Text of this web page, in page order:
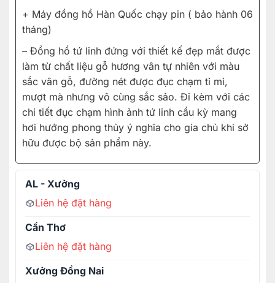
+ Máy đồng hồ Hàn Quốc chạy pin ( bảo hành 06
tháng)
– Đồng hồ tứ linh đứng với thiết kế đẹp mắt được
làm từ chất liệu gỗ hương vân tự nhiên với màu
sắc vân gỗ, đường nét được đục chạm tỉ mỉ,
mượt mà nhưng vô cùng sắc sảo. Đi kèm với các
chi tiết đục chạm hình ảnh tứ linh cầu kỳ mang
hơi hướng phong thủy ý nghĩa cho gia chủ khi sở
hữu được bộ sản phẩm này.
AL - Xưởng
Liên hệ đặt hàng
Cần Thơ
Liên hệ đặt hàng
Xưởng Đồng Nai